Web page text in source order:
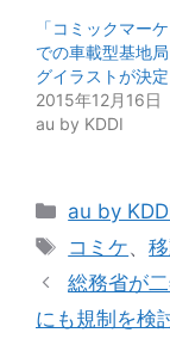
「コミックマー
での車載型基地
グイラストが決定
2015年12月16日
au by KDDI
カ
リ
ー
au by
タ
グ
コミケ、
総務省が
にも規制を検